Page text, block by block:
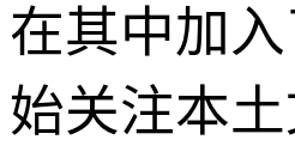
在其中加
始关注本